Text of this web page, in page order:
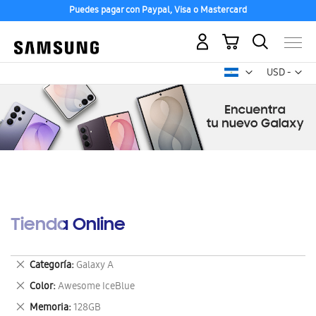
Puedes pagar con Paypal, Visa o Mastercard
USD -
dólar
Mi carrito
Tienda Online
Categoría Galaxy A
Eliminar
este
artículo
Color Awesome IceBlue
Eliminar
este
Memoria 128GB
Eliminar